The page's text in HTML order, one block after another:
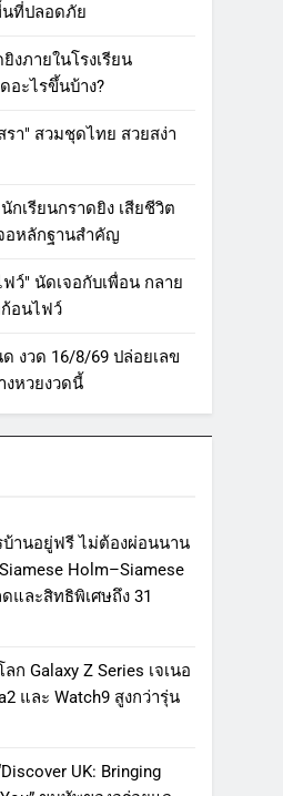
นที่ปลอดภัย
งภายในโรงเรียน
อะไรขึ้นบ้าง?
า" สวมชุดไทย สวยสง่า
กเรียนกราดยิง เสียชีวิต
อหลักฐานสำคัญ
ว์" นัดเจอกับเพื่อน กลาย
อนไฟว์
งวด 16/8/69 ปล่อยเลข
หวยงวดนี้
บ้านอยู่ฟรี ไม่ต้องผ่อนนาน
Holm–Siamese
และสิทธิพิเศษถึง 31
ก Galaxy Z Series เจเนอ
และ Watch9 สูงกว่ารุ่น
UK: Bringing